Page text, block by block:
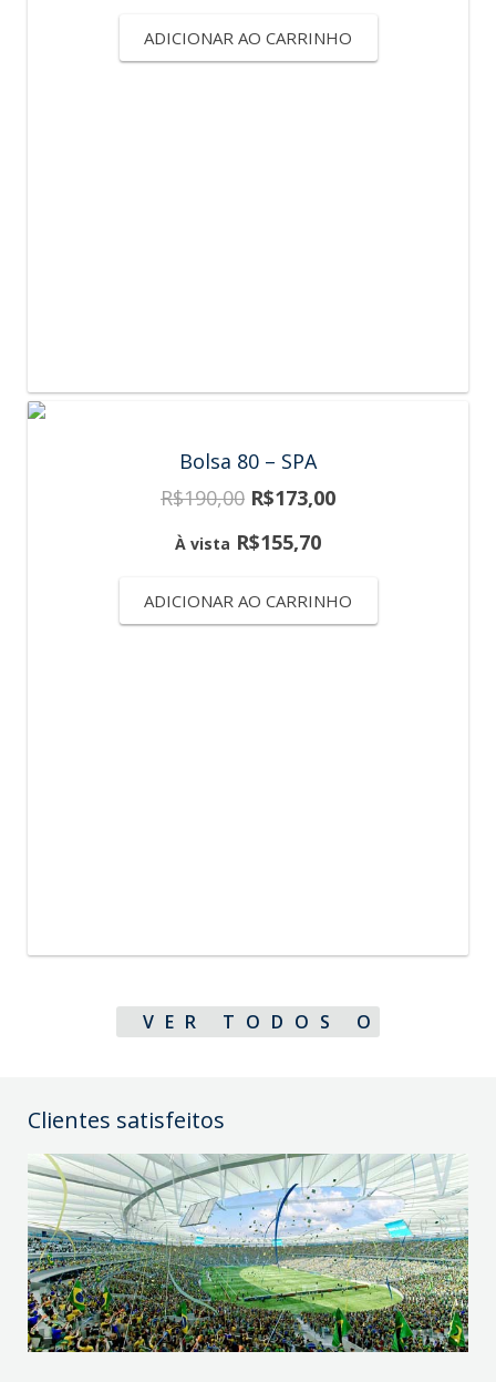
ADICIONAR AO CARRINHO
Bolsa 80 – SPA
R$190,00 R$173,00
À vista R$155,70
ADICIONAR AO CARRINHO
VER TODOS OS
Clientes satisfeitos